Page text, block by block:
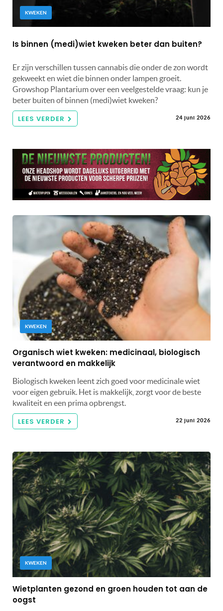
KWEKEN
Is binnen (medi)wiet kweken beter dan buiten?
Er zijn verschillen tussen cannabis die onder de zon wordt
gekweekt en wiet die binnen onder lampen groeit.
Growshop Plantarium over een veelgestelde vraag: kun je
beter buiten of binnen (medi)wiet kweken?
LEES VERDER 24 juni 2026
KWEKEN
Organisch wiet kweken: medicinaal, biologisch
verantwoord en makkelijk
Biologisch kweken leent zich goed voor medicinale wiet
voor eigen gebruik. Het is makkelijk, zorgt voor de beste
kwaliteit en een prima opbrengst.
LEES VERDER 22 juni 2026
KWEKEN
Wietplanten gezond en groen houden tot aan de
oogst